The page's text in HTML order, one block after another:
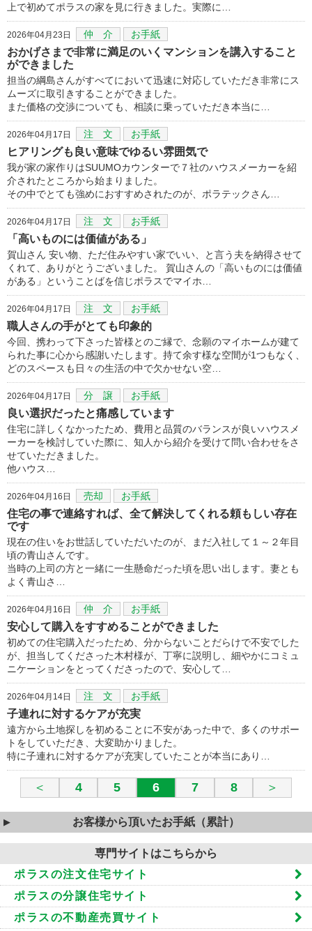
上で初めてポラスの家を見に行きました。実際に…
2026年04月23日 仲 介 お手紙
おかげさまで非常に満足のいくマンションを講入すること
ができました
担当の綱島さんがすべてにおいて迅速に対応していただき非常にス
ムーズに取引きすることができました。
また価格の交渉についても、相談に乗っていただき本当に…
2026年04月17日 注 文 お手紙
ヒアリングも良い意味でゆるい雰囲気で
我が家の家作りはSUUMOカウンターで７社のハウスメーカーを紹
介されたところから始まりました。
その中でとても強めにおすすめされたのが、ポラテックさん…
2026年04月17日 注 文 お手紙
「高いものには価値がある」
賀山さん 安い物、ただ住みやすい家でいい、と言う夫を納得させて
くれて、ありがとうございました。 賀山さんの「高いものには価値
がある」ということばを信じポラスでマイホ…
2026年04月17日 注 文 お手紙
職人さんの手がとても印象的
今回、携わって下さった皆様とのご縁で、念願のマイホームが建て
られた事に心から感謝いたします。持て余す様な空間が1つもなく、
どのスペースも日々の生活の中で欠かせない空…
2026年04月17日 分 譲 お手紙
良い選択だったと痛感しています
住宅に詳しくなかったため、費用と品質のバランスが良いハウスメ
ーカーを検討していた際に、知人から紹介を受けて問い合わせをさ
せていただきました。
他ハウス…
2026年04月16日 売却 お手紙
住宅の事で連絡すれば、全て解決してくれる頼もしい存在
です
現在の住いをお世話していただいたのが、まだ入社して１～２年目
頃の青山さんです。
当時の上司の方と一緒に一生懸命だった頃を思い出します。妻とも
よく青山さ…
2026年04月16日 仲 介 お手紙
安心して購入をすすめることができました
初めての住宅購入だったため、分からないことだらけで不安でした
が、担当してくださった木村様が、丁寧に説明し、細やかにコミュ
ニケーションをとってくださったので、安心して…
2026年04月14日 注 文 お手紙
子連れに対するケアが充実
遠方から土地探しを初めることに不安があった中で、多くのサポー
トをしていただき、大変助かりました。
特に子連れに対するケアが充実していたことが本当にあり…
＜ 4 5 6 7 8 ＞
お客様から頂いたお手紙（累計）
専門サイトはこちらから
ポラスの注文住宅サイト
ポラスの分譲住宅サイト
ポラスの不動産売買サイト